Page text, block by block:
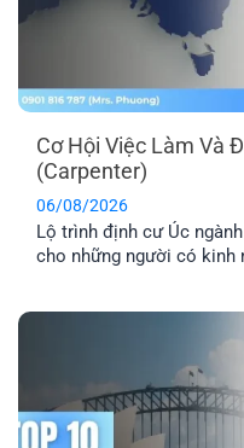
Cơ Hội Việc Làm Và
(Carpenter)
06/08/2026
Lộ trình định cư Úc
cho những người có kinh